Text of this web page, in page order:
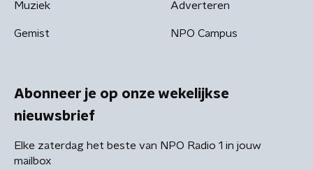
Muziek
Gemist
Adverteren
NPO Campus
Abonneer je op onze wekelijkse
nieuwsbrief
Elke zaterdag het beste van NPO Radio 1 in jouw
mailbox